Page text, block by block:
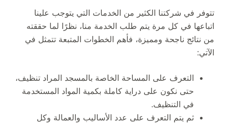
تتوفر في شركتنا الكثير من الخدمات التي يتوجب علينا
اتباعها في كل مرة يتم طلب الخدمة منا، نظرًا لما حققته
من نتائج ناجحة ومميزة، فأهم الخطوات المتبعة تتمثل في
الآتي:
التعرف على المساحة الخاصة بالمسجد المراد تنظيف،
حتى نكون على دراية كاملة بكمية المواد المستخدمة
في التنظيف.
ثم يتم التعرف على عدد الأساليب والعمالة وكل